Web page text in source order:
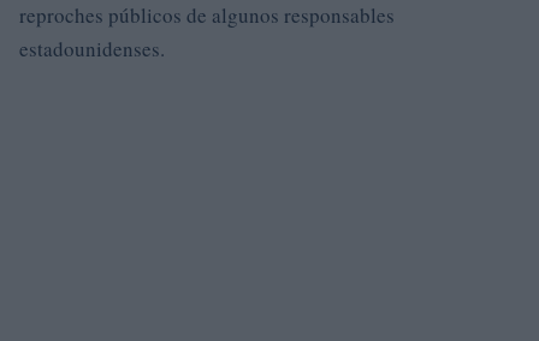
reproches públicos de algunos responsables
estadounidenses.